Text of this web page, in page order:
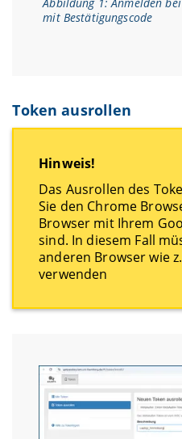
mit Bestätigungscode
Token ausrollen
Hinweis!
Das Ausrollen des
Sie den Chrome
Browser mit Ihrem
sind. In diesem Fall
anderen Browser wie
verwenden